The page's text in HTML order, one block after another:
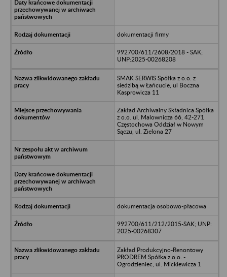
dokumentacji firmy
992700/611/2608/2018 - SAK;
UNP:2025-00268208
SMAK SERWIS Spółka z o.o. z
siedzibą w Łańcucie, ul Boczna
Kasprowicza 11
Zakład Archiwalny Składnica Spółka
z o.o. ul. Malownicza 66, 42-271
Częstochowa Oddział w Nowym
Sączu, ul. Zielona 27
dokumentacja osobowo-płacowa
992700/611/212/2015-SAK; UNP:
2025-00268307
Zakład Produkcyjno-Renontowy
PRODREM Spółka z o.o. -
Ogrodzieniec, ul. Mickiewicza 1